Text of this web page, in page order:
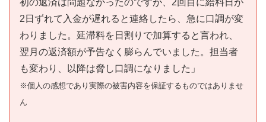
2日ずれて入金が遅れると連絡したら、急に口調が変
わりました。延滞料を日割りで加算すると言われ、
翌月の返済額が予告なく膨らんでいました。担当者
も変わり、以降は脅し口調になりました」
※個人の感想であり実際の被害内容を保証するものではありませ
ん